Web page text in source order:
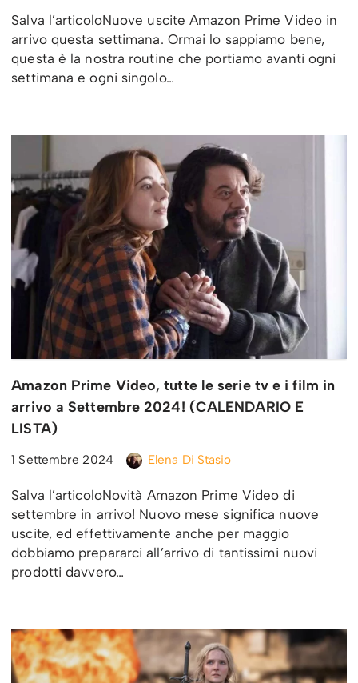
Salva l’articoloNuove uscite Amazon Prime Video in
arrivo questa settimana. Ormai lo sappiamo bene,
questa è la nostra routine che portiamo avanti ogni
settimana e ogni singolo…
Amazon Prime Video, tutte le serie tv e i film in
arrivo a Settembre 2024! (CALENDARIO E
LISTA)
1 Settembre 2024 Elena Di Stasio
Salva l’articoloNovità Amazon Prime Video di
settembre in arrivo! Nuovo mese significa nuove
uscite, ed effettivamente anche per maggio
dobbiamo prepararci all’arrivo di tantissimi nuovi
prodotti davvero…